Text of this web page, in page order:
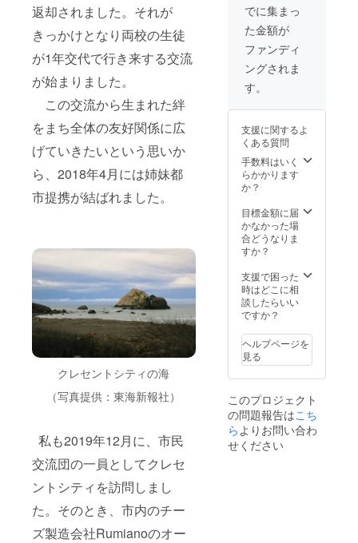
返却されました。それが
きっかけとなり両校の生徒
が1年交代で行き来する交流
が始まりました。
この交流から生まれた絆
をまち全体の友好関係に広
げていきたいという思いか
ら、2018年4月には姉妹都
市提携が結ばれました。
クレセントシティの海
（写真提供：東海新報社）
私も2019年12月に、市民
交流団の一員としてクレセ
ントシティを訪問しまし
た。そのとき、市内のチー
ズ製造会社Rumianoのオー
でに集まっ
た金額が
ファンディ
ングされま
す。
支援に関するよ
くある質問
手数料はいく
らかかります
か？
目標金額に届
かなかった場
合どうなりま
すか？
支援で困った
時はどこに相
談したらいい
ですか？
ヘルプページを
見る
このプロジェクト
の問題報告はこち
ら よりお問い合わ
せください